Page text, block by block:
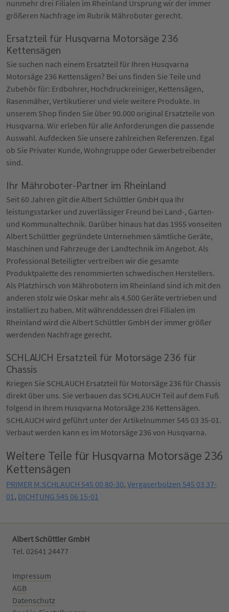
nunmehr drei Filialen im Rheinland Ursprung wir der immer
größeren Nachfrage im Rubrik Mähroboter gerecht.
Ersatzteil für Husqvarna Motorsäge 236
Kettensägen
Sie suchen nach einem Ersatzteil für Ihren Husqvarna
Motorsäge 236 Kettensägen? Bei uns finden Sie Teile und
Zubehör für: Erdbohrer, Hochdruckreiniger, Kettensägen,
Rasenmäher, Vertikutierer und viele weitere Produkte. In
unserem Shop finden Sie über 90.000 original Ersatzteile von
Husqvarna. Wir erleben für alle Anforderungen die passende
Auswahl. Aufdecken Sie unsere zahlreichen Referenzen. Egal
ob Sie Privater Kunde, Wohngruppe oder Gewerbetreibender
sind.
Ihr Mähroboter-Partner im Rheinland
Seit 60 Jahren gilt die Albert Schüttler GmbH qua Ihr
leistungsstarker und zuverlässiger Freund bei Land-, Garten-
und Kommunaltechnik. Darüber hinaus hat das 1955 vonseiten
Albert Schüttler gegründete Unternehmen sämtliche Geräte,
Maschinen und Fahrzeuge der Landtechnik im Angebot. Als
Professional Beteiligter vertreiben wir die gesamte
Produktpalette des renommierten schwedischen Herstellers.
Als Platzhirsch von Mährobotern im Rheinland sind ich mit den
anderen stolz wie Oskar mehr als 4.500 Geräte vertrieben und
installiert zu haben. Mit währenddessen drei Filialen im
Rheinland wird die Albert Schüttler GmbH der immer größer
werdenden Nachfrage gerecht.
SCHLAUCH Ersatzteil für Motorsäge 236 für
Chassis
Kriegen Sie SCHLAUCH Ersatzteil für Motorsäge 236 für Chassis
direkt über uns. Sie verbauen das SCHLAUCH Teil auf dem Fuß
folgend in Ihrem Husqvarna Motorsäge 236 Kettensägen.
SCHLAUCH wird geführt unter der Artikelnummer 545 03 35-01.
Verbaut werden kann es im Motorsäge 236 von Husqvarna.
Weitere Teile für Husqvarna Motorsäge 236
Kettensägen
PRIMER M.SCHLAUCH 545 00 80-30, Vergaserbolzen 545 03 37-
01 , DICHTUNG 545 06 15-01
Albert Schüttler GmbH
Tel. 02641 24477‬
Impressum
AGB
Datenschutz